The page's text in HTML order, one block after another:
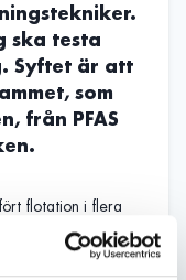
ska testa
Syftet är att
som
från PFAS
flotation i flera
på
som bidrar till en
bieffekt av